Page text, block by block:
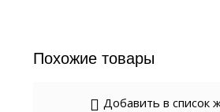
Похожие товары
Добавить в список